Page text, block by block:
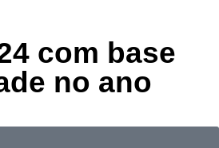
com base
no ano